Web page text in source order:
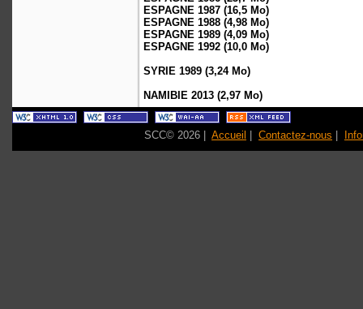
ESPAGNE 1987 (16,5 Mo)
ESPAGNE 1988 (4,98 Mo)
ESPAGNE 1989 (4,09 Mo)
ESPAGNE 1992 (10,0 Mo)
SYRIE 1989 (3,24 Mo)
NAMIBIE 2013 (2,97 Mo)
SCC© 2026 | Accueil Contactez-nous